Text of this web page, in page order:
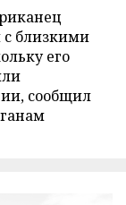
с близкими
его
сообщил